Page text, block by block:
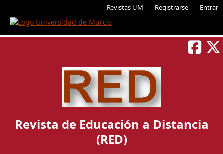
Revistas UM Registrarse Entrar
Revista de Educación a Distancia
(RED)